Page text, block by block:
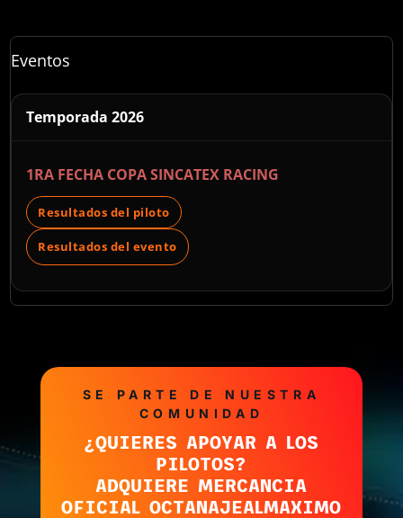
Eventos
Temporada 2026
1RA FECHA COPA SINCATEX RACING
Resultados del piloto
Resultados del evento
SE PARTE DE NUESTRA
COMUNIDAD
¿QUIERES APOYAR A LOS
PILOTOS?
ADQUIERE MERCANCIA
OFICIAL OCTANAJEALMAXIMO